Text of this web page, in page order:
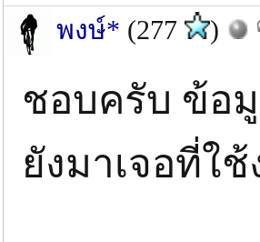
พงษ์* (277 )
ชอบครับ ข้อ
ยังมาเจอที่ใ